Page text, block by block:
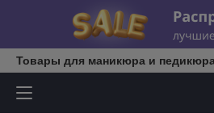
Товары для маникюра и